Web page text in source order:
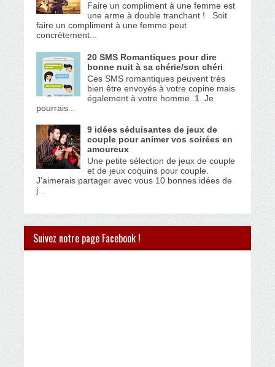
Faire un compliment à une femme est
une arme à double tranchant ! Soit
faire un compliment à une femme peut
concrètement...
20 SMS Romantiques pour dire
bonne nuit à sa chérie/son chéri
Ces SMS romantiques peuvent très
bien être envoyés à votre copine mais
également à votre homme. 1. Je
pourrais...
9 idées séduisantes de jeux de
couple pour animer vos soirées en
amoureux
Une petite sélection de jeux de couple
et de jeux coquins pour couple.
J'aimerais partager avec vous 10 bonnes idées de
j...
Suivez notre page Facebook !